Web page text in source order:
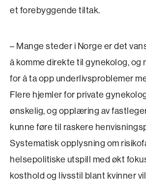
et forebyggende tiltak.
– Mange steder i Norge er det
å komme direkte til gynekolog, og
for å ta opp underlivsproblemer
Flere hjemler for private
ønskelig, og opplæring av
kunne føre til raskere
Systematisk opplysning om
helsepolitiske utspill med økt
kosthold og livsstil blant kvinner